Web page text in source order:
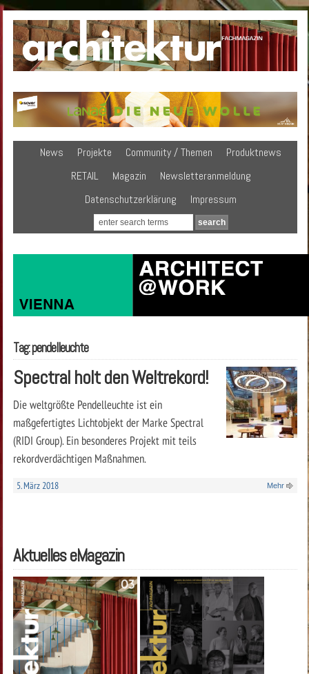
News Projekte Community / Themen
Produktnews
RETAIL
Magazin
Newsletteranmeldung
Datenschutzerklärung
Impressum
Tag: pendelleuchte
Spectral holt den Weltrekord!
Die weltgrößte Pendelleuchte ist ein
maßgefertigtes Lichtobjekt der Marke Spectral
(RIDI Group). Ein besonderes Projekt mit teils
rekordverdächtigen Maßnahmen.
5. März 2018 Mehr
Aktuelles eMagazin